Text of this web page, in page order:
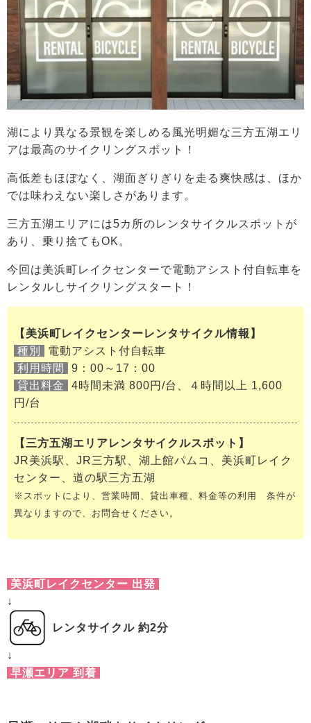
湖により異なる景観を楽しめる風光明媚な三方五湖エリ
アは最高のサイクリングスポット！
高低差もほぼなく、湖面ぎりぎりを走る爽快感は、ほか
では味わえない楽しさがあります。
三方五湖エリアには5カ所のレンタサイクルスポットが
あり、乗り捨てもOK。
今回は美浜町レイクセンターで電動アシスト付自転車を
レンタルしサイクリングスタート！
【美浜町レイクセンターレンタサイクル情報】
種別
電動アシスト付自転車
利用時間
9：00～17：00
貸出料金
4時間未満 800円/台、４時間以上 1,600
円/台
【三方五湖エリアレンタサイクルスポット】
JR美浜駅、JR三方駅、湖上館パムコ、美浜町レイク
センター、道の駅三方五湖
※スポットにより、営業時間、貸出車種、料金等の利用 条件が
異なりますので、お問合せください。
美浜町レイクセンター 出発
↓
レンタサイクル 約2分
↓
早瀬エリア 到着